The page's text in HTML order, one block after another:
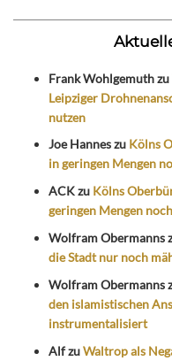
Frank Wohlgemuthzu
Leipziger
nutzen
Joe Hanneszu Kölns
in geringen Mengen
ACKzu Kölns
geringen Mengen
Wolfram Obermanns
die Stadt nur noch
Wolfram Obermanns
den islamistischen
instrumentalisiert
AlfzuWaltrop als